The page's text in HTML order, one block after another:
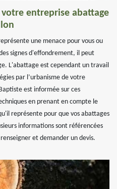
entreprise abattage
une menace pour vous ou
signes d'effondrement, il peut
L'abattage est cependant un travail
par l’urbanisme de votre
est informée sur ces
en prenant en compte le
représente pour que vos abattages
informations sont référencées
et demander un devis.